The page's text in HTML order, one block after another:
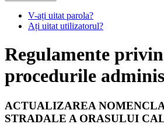
V-ați uitat parola?
Ați uitat utilizatorul?
Regulamente
procedurile
ACTUALIZAREA
STRADALE A ORASULUI